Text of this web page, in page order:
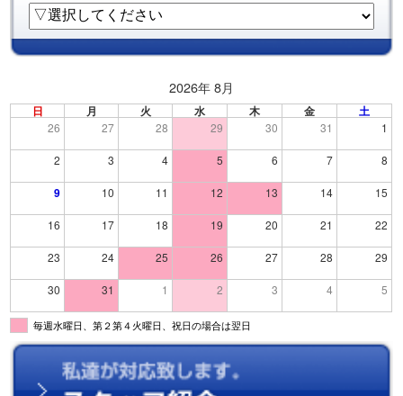
2026年 8月
日 月 火 水 木 金 土
26 27 28 29 30 31 1
2 3 4 5 6 7 8
9 10 11 12 13 14 15
16 17 18 19 20 21 22
23 24 25 26 27 28 29
30 31 1 2 3 4 5
毎週水曜日、第２第４火曜日、祝日の場合は翌日